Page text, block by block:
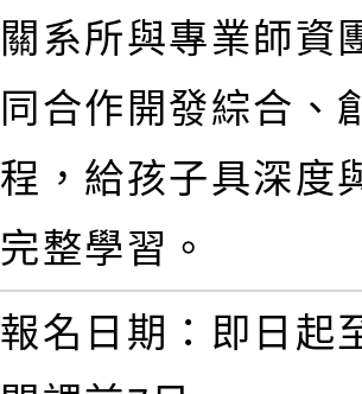
關系所與專業師資
同合作開發綜合、
程，給孩子具深度
完整學習。
報名日期：即日起